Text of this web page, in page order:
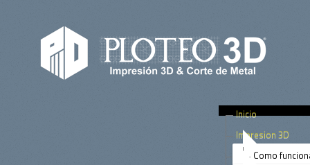
Inicio
Impresion 3D
Como
Corte Metal Laser